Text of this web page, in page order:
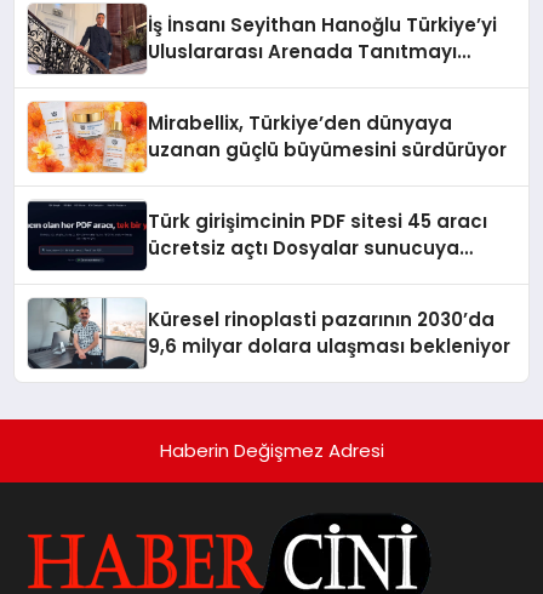
İş İnsanı Seyithan Hanoğlu Türkiye’yi
Uluslararası Arenada Tanıtmayı
Mirabellix, Türkiye’den dünyaya
uzanan güçlü büyümesini sürdürüyor
Türk girişimcinin PDF sitesi 45 aracı
ücretsiz açtı Dosyalar sunucuya
Küresel rinoplasti pazarının 2030’da
9,6 milyar dolara ulaşması bekleniyor
Haberin Değişmez Adresi